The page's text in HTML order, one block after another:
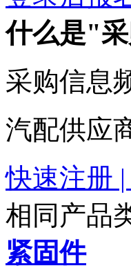
什么是"
采购信息
汽配供应
快速注册
相同产品
紧固件